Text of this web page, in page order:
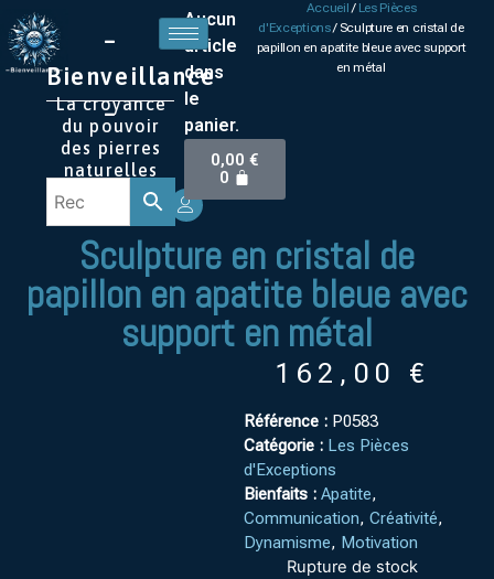
–
Bienveillance
–
La croyance
du pouvoir
des pierres
naturelles
Aucun
article
dans
le
panier.
0,00€
0
Accueil/ Les Pièces
d'Exceptions/ Sculpture en cristal de
papillon en apatite bleue avec support
en métal
Sculpture en cristal de
papillon en apatite bleue avec
support en métal
162,00 €
Référence : P0583
Catégorie : Les Pièces
d'Exceptions
Bienfaits : Apatite,
Communication, Créativité,
Dynamisme, Motivation
Rupture de stock